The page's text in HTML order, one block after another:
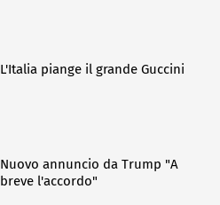
L'Italia piange il grande Guccini
Nuovo annuncio da Trump "A
breve l'accordo"